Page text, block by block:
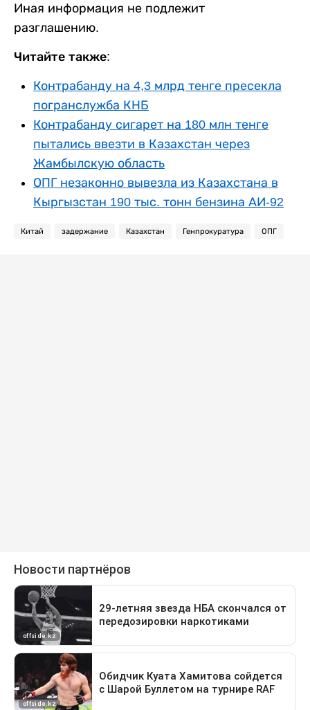
Иная информация не подлежит
разглашению.
Читайте также:
Контрабанду на 4,3 млрд тенге пресекла
погранслужба КНБ
Контрабанду сигарет на 180 млн тенге
пытались ввезти в Казахстан через
Жамбылскую область
ОПГ незаконно вывезла из Казахстана в
Кыргызстан 190 тыс. тонн бензина АИ-92
Китай задержание Казахстан Генпрокуратура ОПГ